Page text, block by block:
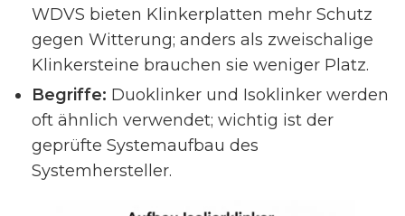
WDVS bieten Klinkerplatten mehr Schutz
gegen Witterung; anders als zweischalige
Klinkersteine brauchen sie weniger Platz.
Begriffe: Duoklinker und Isoklinker werden
oft ähnlich verwendet; wichtig ist der
geprüfte Systemaufbau des
Systemhersteller.